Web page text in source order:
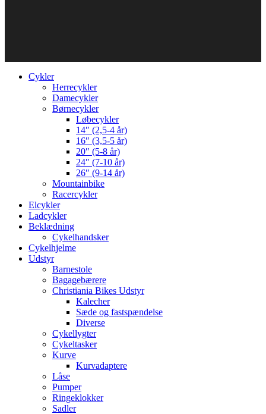
Cykler
Herrecykler
Damecykler
Børnecykler
Løbecykler
14″ (2,5-4 år)
16″ (3,5-5 år)
20″ (5-8 år)
24″ (7-10 år)
26″ (9-14 år)
Mountainbike
Racercykler
Elcykler
Ladcykler
Beklædning
Cykelhandsker
Cykelhjelme
Udstyr
Barnestole
Bagagebærere
Christiania Bikes Udstyr
Kalecher
Sæde og fastspændelse
Diverse
Cykellygter
Cykeltasker
Kurve
Kurvadaptere
Låse
Pumper
Ringeklokker
Sadler